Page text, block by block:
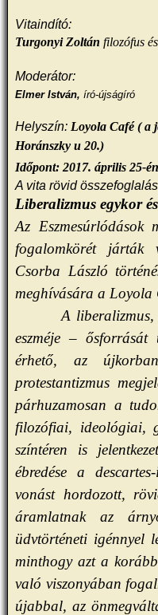
Vitaindító:
Turgonyi Zoltán filozófus és
Moderátor:
Elmer István, író-újságíró
Helyszín: Loyola Café ( a
Horánszky u 20.)
Időpont: 2017. április 25-
A vita rövid
Liberalizmus egykor
Az Eszmesúrlódások
fogalomkörét járták
Csorba László
meghívására a Loyola
A liberalizmus,
eszméje –
érhető, az
protestantizmus
párhuzamosan a
filozófiai, ideológiai,
színtéren is
ébredése a
vonást hordozott,
áramlatnak az
üdvtörténeti igénnyel
minthogy azt a
való viszonyában
újabbal, az